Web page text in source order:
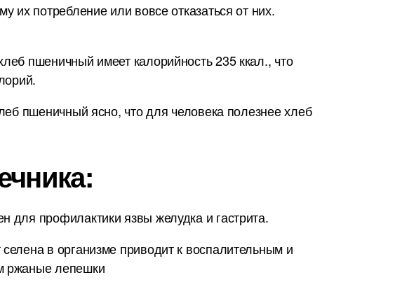
их потребление или вовсе отказаться от них.
пшеничный имеет калорийность 235 ккал., что
пшеничный ясно, что для человека полезнее хлеб
профилактики язвы желудка и гастрита.
в организме приводит к воспалительным и
ржаные лепешки